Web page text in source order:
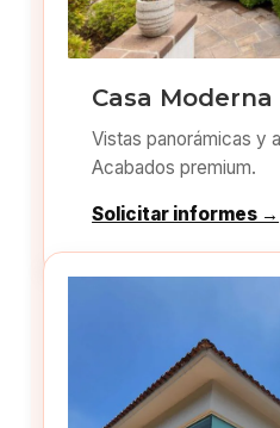
Casa
Vistas panorámicas y
Acabados premium.
Solicitar informes →